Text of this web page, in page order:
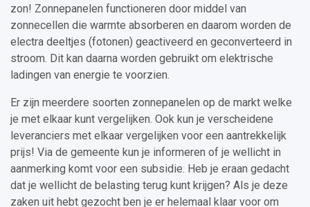
zon! Zonnepanelen functioneren door middel van
zonnecellen die warmte absorberen en daarom worden de
electra deeltjes (fotonen) geactiveerd en geconverteerd in
stroom. Dit kan daarna worden gebruikt om elektrische
ladingen van energie te voorzien.
Er zijn meerdere soorten zonnepanelen op de markt welke
je met elkaar kunt vergelijken. Ook kun je verscheidene
leveranciers met elkaar vergelijken voor een aantrekkelijk
prijs! Via de gemeente kun je informeren of je wellicht in
aanmerking komt voor een subsidie. Heb je eraan gedacht
dat je wellicht de belasting terug kunt krijgen? Als je deze
zaken uit hebt gezocht ben je er helemaal klaar voor om